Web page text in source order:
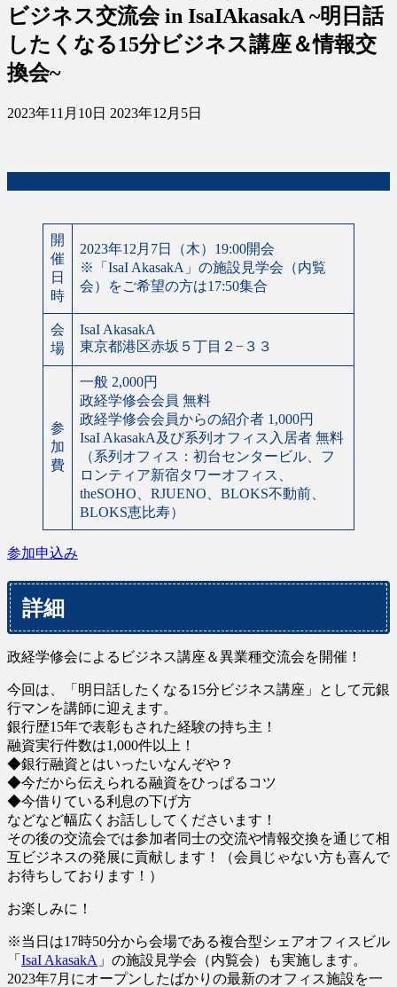
ビジネス交流会 in IsaIAkasakA ~明日話
したくなる15分ビジネス講座＆情報交
換会~
2023年11月10日 最
:
2023年12月5日
開
催
日
時
2023年12月7日（木）19:00開会
※「IsaI AkasakA」の施設見学会（内覧
会）をご希望の方は17:50集合
会
場
IsaI AkasakA
東京都港区赤坂５丁目２−３３
参
加
費
一般 2,000円
政経学修会会員 無料
政経学修会会員からの紹介者 1,000円
IsaI AkasakA及び系列オフィス入居者 無料
（系列オフィス：初台センタービル、フ
ロンティア新宿タワーオフィス、
theSOHO、RJUENO、BLOKS不動前、
BLOKS恵比寿）
参加申込み
詳細
政経学修会によるビジネス講座＆異業種交流会を開催！
今回は、「明日話したくなる15分ビジネス講座」として元銀
行マンを講師に迎えます。
銀行歴15年で表彰もされた経験の持ち主！
融資実行件数は1,000件以上！
◆銀行融資とはいったいなんぞや？
◆今だから伝えられる融資をひっぱるコツ
◆今借りている利息の下げ方
などなど幅広くお話ししてくださいます！
その後の交流会では参加者同士の交流や情報交換を通じて相
互ビジネスの発展に貢献します！（会員じゃない方も喜んで
お待ちしております！）
お楽しみに！
※当日は17時50分から会場である複合型シェアオフィスビル
「 IsaI AkasakA 」の施設見学会（内覧会）も実施します。
2023年7月にオープンしたばかりの最新のオフィス施設を一